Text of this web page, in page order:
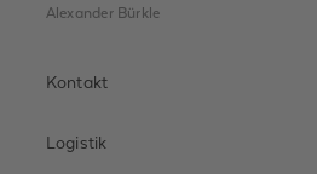
Alexander Bürkle
Kontakt
Logistik